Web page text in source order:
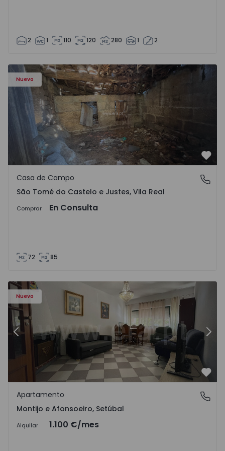
2 1 110 120 280 1 2
Nuevo
Casa Vila Real, São Tomé do Castelo e Justes - 1575189 - 1
São Tomé do Castelo e Justes, Vila Real
Casa de Campo
São Tomé do Castelo e Justes, Vila Real
Comprar En Consulta
72 85
Nuevo
- 1
Apartamento T2 Montijo, Montijo e Afonsoeiro -
Anterior
Montijo e Afonsoeiro, Setúbal
Apartamento
Montijo e Afonsoeiro, Setúbal
Alquilar 1.100 €/mes